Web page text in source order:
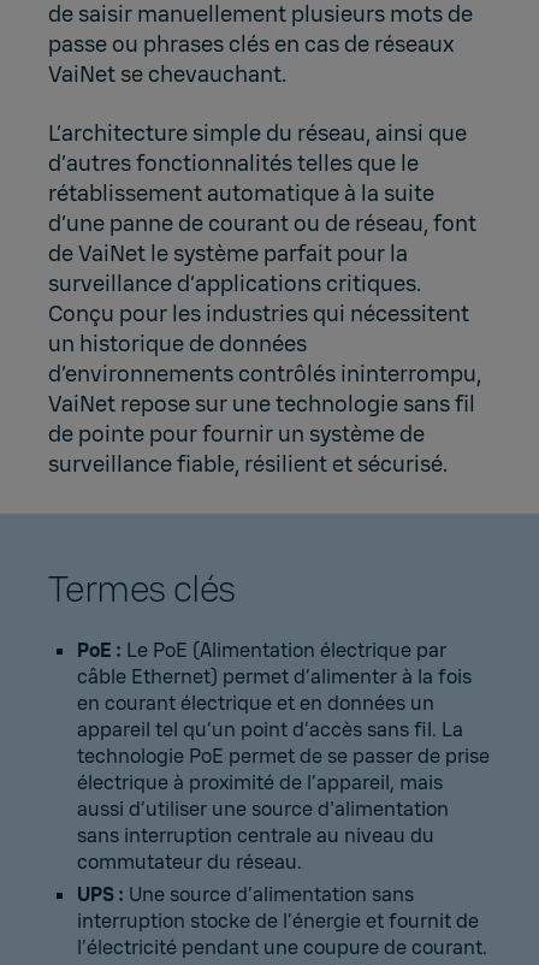
de saisir manuellement plusieurs mots de
passe ou phrases clés en cas de réseaux
VaiNet se chevauchant.
L’architecture simple du réseau, ainsi que
d’autres fonctionnalités telles que le
rétablissement automatique à la suite
d’une panne de courant ou de réseau, font
de VaiNet le système parfait pour la
surveillance d’applications critiques.
Conçu pour les industries qui nécessitent
un historique de données
d’environnements contrôlés ininterrompu,
VaiNet repose sur une technologie sans fil
de pointe pour fournir un système de
surveillance fiable, résilient et sécurisé.
Termes clés
PoE : Le PoE (Alimentation électrique par
câble Ethernet) permet d’alimenter à la fois
en courant électrique et en données un
appareil tel qu’un point d’accès sans fil. La
technologie PoE permet de se passer de prise
électrique à proximité de l’appareil, mais
aussi d’utiliser une source d'alimentation
sans interruption centrale au niveau du
commutateur du réseau.
UPS : Une source d’alimentation sans
interruption stocke de l’énergie et fournit de
l’électricité pendant une coupure de courant.